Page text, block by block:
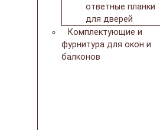
ответные планки
для дверей
Комплектующие и
фурнитура для окон и
балконов